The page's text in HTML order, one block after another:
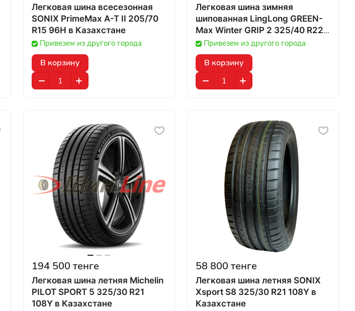
Легковая шина всесезонная
SONIX PrimeMax A-T II 205/70
R15 96H в Казахстане
Привезем из другого города
В корзину
Легковая шина зимняя
шипованная LingLong GREEN-
Max Winter GRIP 2 325/40 R22
114T в Казахстане
Привезем из другого города
В корзину
194 500 тенге
Легковая шина летняя Michelin
PILOT SPORT 5 325/30 R21
108Y в Казахстане
58 800 тенге
Легковая шина летняя SONIX
Xsport S8 325/30 R21 108Y в
Казахстане